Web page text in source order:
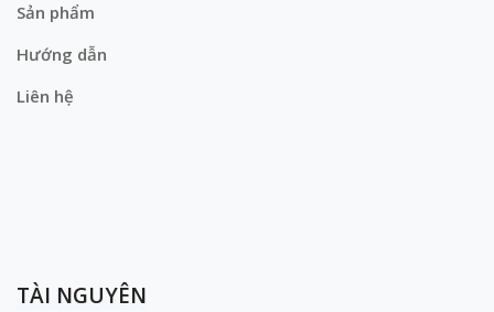
Sản phẩm
Hướng dẫn
Liên hệ
TÀI NGUYÊN